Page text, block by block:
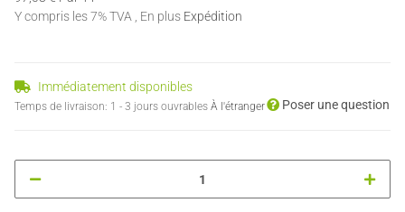
Y compris les 7% TVA , En plus Expédition
Immédiatement disponibles
Temps de livraison: 1 - 3 jours ouvrables À l'étranger Poser une question